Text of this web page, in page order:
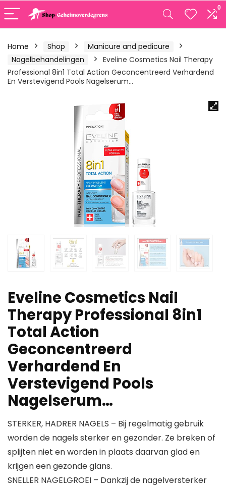
0
Home Shop
Manicure and pedicure
Nagelbehandelingen
Eveline Cosmetics Nail Therapy
Professional 8in1 Total Action Geconcentreerd Verhardend
En Verstevigend Pools Nagelserum…
Eveline Cosmetics Nail
Therapy Professional 8in1
Total Action
Geconcentreerd
Verhardend En
Verstevigend Pools
Nagelserum…
STERKER, HADRER NAGELS – Bij regelmatig gebruik
worden de nagels sterker en gezonder. Ze breken of
splijten niet en worden in plaats daarvan glad en
krijgen een gezonde glans.
SNELLER NAGELGROEI – Dankzij de nagelversterker